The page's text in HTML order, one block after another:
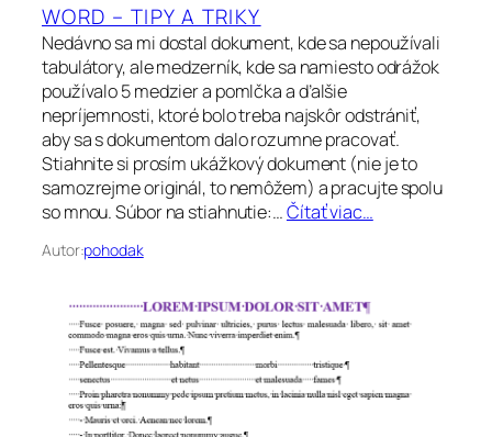
WORD – TIPY A TRIKY
Nedávno sa mi dostal dokument, kde sa nepoužívali
tabulátory, ale medzerník, kde sa namiesto odrážok
používalo 5 medzier a pomlčka a ďalšie
nepríjemnosti, ktoré bolo treba najskôr odstrániť,
aby sa s dokumentom dalo rozumne pracovať.
Stiahnite si prosím ukážkový dokument (nie je to
samozrejme originál, to nemôžem) a pracujte spolu
so mnou. Súbor na stiahnutie:…Čítať viac…
Autor:pohodak